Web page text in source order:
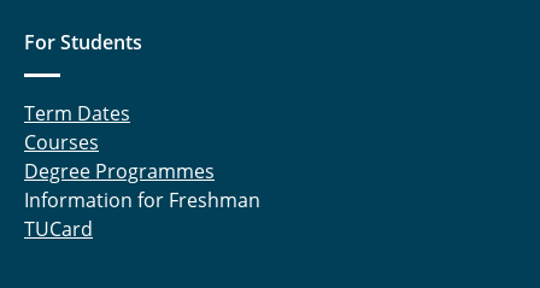
For Students
Term Dates
Courses
Degree Programmes
Information for Freshman
TUCard